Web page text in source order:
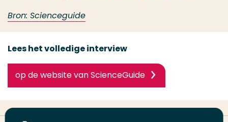
Bron: Scienceguide
Lees het volledige interview
op de website van ScienceGuide